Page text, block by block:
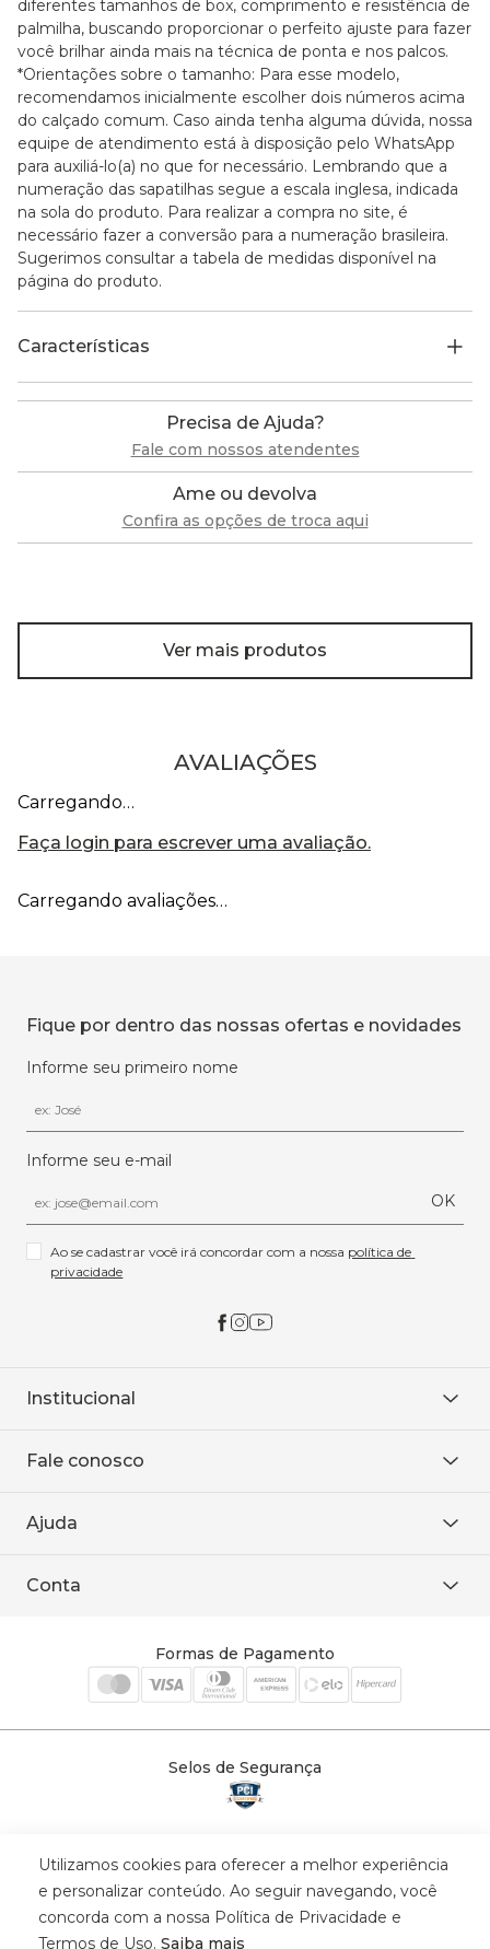
diferentes tamanhos de box, comprimento e resistência de
palmilha, buscando proporcionar o perfeito ajuste para fazer
você brilhar ainda mais na técnica de ponta e nos palcos.
*Orientações sobre o tamanho: Para esse modelo,
recomendamos inicialmente escolher dois números acima
do calçado comum. Caso ainda tenha alguma dúvida, nossa
equipe de atendimento está à disposição pelo WhatsApp
para auxiliá-lo(a) no que for necessário. Lembrando que a
numeração das sapatilhas segue a escala inglesa, indicada
na sola do produto. Para realizar a compra no site, é
necessário fazer a conversão para a numeração brasileira.
Sugerimos consultar a tabela de medidas disponível na
página do produto.
Características
Precisa de Ajuda?
Fale com nossos atendentes
Ame ou devolva
Confira as opções de troca aqui
Ver mais produtos
AVALIAÇÕES
Carregando…
Faça login para escrever uma avaliação.
Carregando avaliações…
Fique por dentro das nossas ofertas e novidades
Informe seu primeiro nome
Informe seu e-mail
OK
Ao se cadastrar você irá concordar com a nossa política de
privacidade
Institucional
Onde encontrar
Baixe o APP
Fale conosco
WhatsApp
Ajuda
Política de entrega
Conta
Cadastre-se
Formas de Pagamento
Selos de Segurança
© 2025 Trinys Indústria e Comércio Ltda - Todos os direitos reservados
| CNPJ: 59.907.634/0001-75 | Rua Santa Augusta, 409 - Vila
Califórnia - Osvaldo Cruz - SP - CEP: 17702-316.
Utilizamos cookies para oferecer a melhor experiência
e personalizar conteúdo. Ao seguir navegando, você
concorda com a nossa Política de Privacidade e
Termos de Uso. Saiba mais